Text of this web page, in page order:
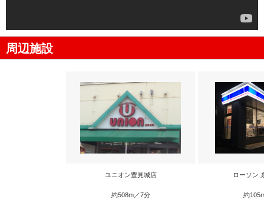
周辺施設
ユニオン豊見城店
約508m／7分
ローソン
約